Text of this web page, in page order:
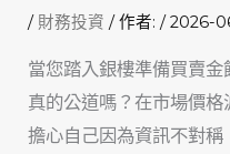
/ 財務投資 / 作者:/2026-
當您踏入銀樓準備買賣
真的公道嗎？在市場價
擔心自己因為資訊不對稱